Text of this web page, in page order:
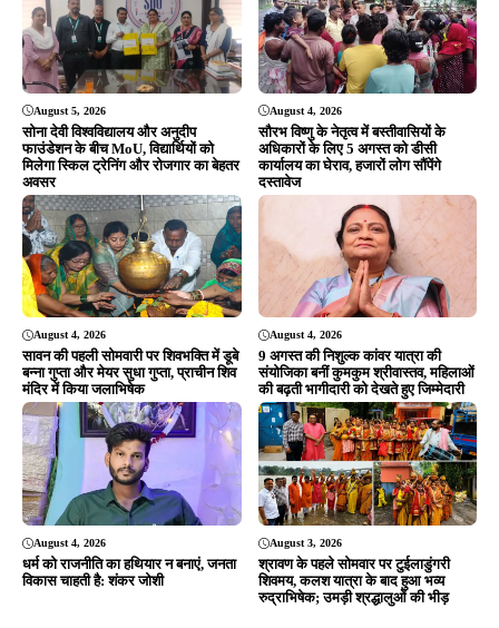
August 5, 2026
सोना देवी विश्वविद्यालय और अनुदीप
फाउंडेशन के बीच MoU, विद्यार्थियों को
मिलेगा स्किल ट्रेनिंग और रोजगार का बेहतर
अवसर
August 4, 2026
सौरभ विष्णु के नेतृत्व में बस्तीवासियों के
अधिकारों के लिए 5 अगस्त को डीसी
कार्यालय का घेराव, हजारों लोग सौंपेंगे
दस्तावेज
August 4, 2026
सावन की पहली सोमवारी पर शिवभक्ति में डूबे
बन्ना गुप्ता और मेयर सुधा गुप्ता, प्राचीन शिव
मंदिर में किया जलाभिषेक
August 4, 2026
9 अगस्त की निशुल्क कांवर यात्रा की
संयोजिका बनीं कुमकुम श्रीवास्तव, महिलाओं
की बढ़ती भागीदारी को देखते हुए जिम्मेदारी
August 4, 2026
धर्म को राजनीति का हथियार न बनाएं, जनता
विकास चाहती है: शंकर जोशी
August 3, 2026
श्रावण के पहले सोमवार पर टुईलाडुंगरी
शिवमय, कलश यात्रा के बाद हुआ भव्य
रुद्राभिषेक; उमड़ी श्रद्धालुओं की भीड़